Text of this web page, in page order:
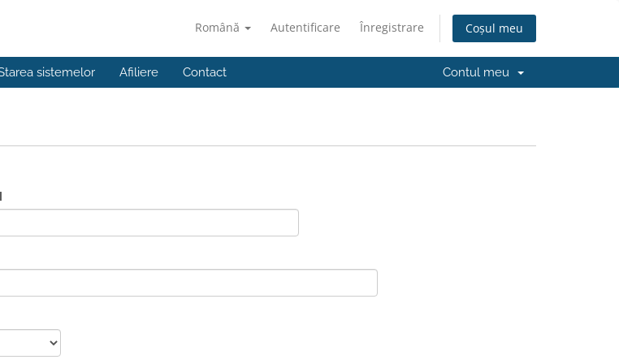
Română Autentificare Înregistrare Coșul meu
sistemelor Afiliere Contact Contul meu